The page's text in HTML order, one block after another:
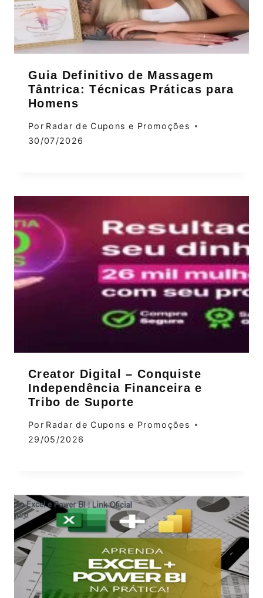
Guia Definitivo de Massagem
Tântrica: Técnicas Práticas para
Homens
Por Radar de Cupons e Promoções
30/07/2026
Creator Digital – Conquiste
Independência Financeira e
Tribo de Suporte
Por Radar de Cupons e Promoções
29/05/2026